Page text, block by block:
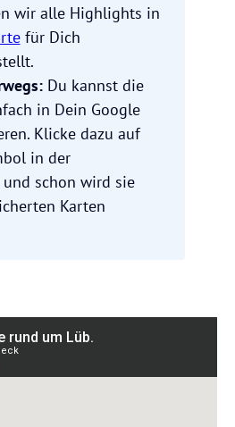
wir alle Highlights in
für Dich
Du kannst die
in Dein Google
Klicke dazu auf
in der
schon wird sie
Karten